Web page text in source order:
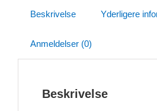
Beskrivelse Yderligere
Anmeldelser (0)
Beskrivelse